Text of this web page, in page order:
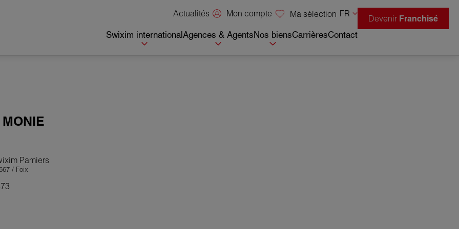
Actualités Mon compte Ma sélection FR
Swixim internationalAgences & AgentsNos biensCarrièresContact
Devenir Franchisé
MONIE
Pamiers
/ Foix